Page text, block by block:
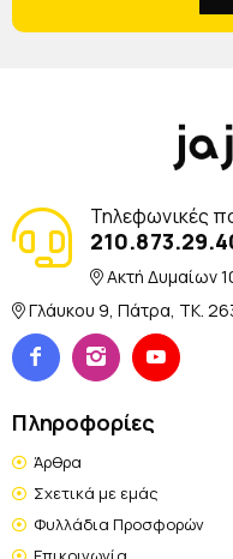
Τηλεφωνικές
Ακτή Δυμαίων
Γλάυκου 9, Πάτρα, TK.
Πληροφορίες
Άρθρα
Σχετικά με εμάς
Φυλλάδια Προσφορών